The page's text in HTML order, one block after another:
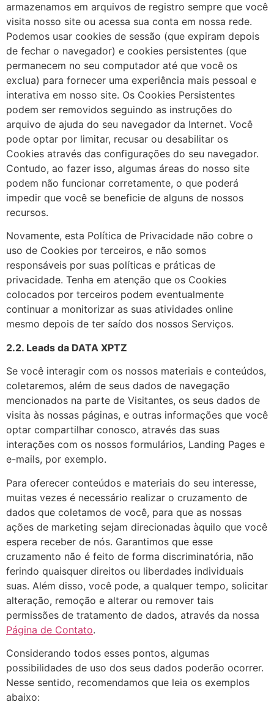
armazenamos em arquivos de registro sempre que você
visita nosso site ou acessa sua conta em nossa rede.
Podemos usar cookies de sessão (que expiram depois
de fechar o navegador) e cookies persistentes (que
permanecem no seu computador até que você os
exclua) para fornecer uma experiência mais pessoal e
interativa em nosso site. Os Cookies Persistentes
podem ser removidos seguindo as instruções do
arquivo de ajuda do seu navegador da Internet. Você
pode optar por limitar, recusar ou desabilitar os
Cookies através das configurações do seu navegador.
Contudo, ao fazer isso, algumas áreas do nosso site
podem não funcionar corretamente, o que poderá
impedir que você se beneficie de alguns de nossos
recursos.
Novamente, esta Política de Privacidade não cobre o
uso de Cookies por terceiros, e não somos
responsáveis por suas políticas e práticas de
privacidade. Tenha em atenção que os Cookies
colocados por terceiros podem eventualmente
continuar a monitorizar as suas atividades online
mesmo depois de ter saído dos nossos Serviços.
2.2. Leads da DATA XPTZ
Se você interagir com os nossos materiais e conteúdos,
coletaremos, além de seus dados de navegação
mencionados na parte de Visitantes, os seus dados de
visita às nossas páginas, e outras informações que você
optar compartilhar conosco, através das suas
interações com os nossos formulários, Landing Pages e
e-mails, por exemplo.
Para oferecer conteúdos e materiais do seu interesse,
muitas vezes é necessário realizar o cruzamento de
dados que coletamos de você, para que as nossas
ações de marketing sejam direcionadas àquilo que você
espera receber de nós. Garantimos que esse
cruzamento não é feito de forma discriminatória, não
ferindo quaisquer direitos ou liberdades individuais
suas. Além disso, você pode, a qualquer tempo, solicitar
alteração, remoção e alterar ou remover tais
permissões de tratamento de dados, através da nossa
Página de Contato.
Considerando todos esses pontos, algumas
possibilidades de uso dos seus dados poderão ocorrer.
Nesse sentido, recomendamos que leia os exemplos
abaixo: